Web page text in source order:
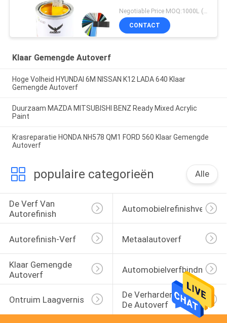
Negotiable Price MOQ:1000L (gemengde items zijn acceptabel)
CONTACT
Klaar Gemengde Autoverf
Hoge Volheid HYUNDAI 6M NISSAN K12 LADA 640 Klaar
Gemengde Autoverf
Duurzaam MAZDA MITSUBISHI BENZ Ready Mixed Acrylic
Paint
Krasreparatie HONDA NH578 QM1 FORD 560 Klaar Gemengde
Autoverf
populaire categorieën Alle
De Verf Van
Autorefinish
Automobielrefinishverf
Autorefinish-Verf Metaalautoverf
Klaar Gemengde
Autoverf
Automobielverfbindmiddel
Ontruim Laagvernis
De Verharder Van
De Autoverf